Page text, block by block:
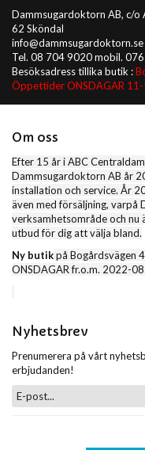
Dammsugardoktorn AB, c/o
62 Sköndal
info@dammsugardoktorn.se
Tel. 08 704 9020 mobil.
Besöksadress tillika butik :
Öppettider ONSDAGAR
Om oss
Efter 15 år i ABC
Dammsugardoktorn AB år
installation och service. År
även med försäljning,
verksamhetsområde och
utbud för dig att välja bland.
Ny butikpå Bogårdsvägen
ONSDAGAR fr.o.m. 2022-
Nyhetsbrev
Prenumerera på vårt
erbjudanden!